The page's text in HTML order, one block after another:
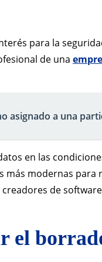
para la
de una
asignado a una
en las
modernas para
de
el